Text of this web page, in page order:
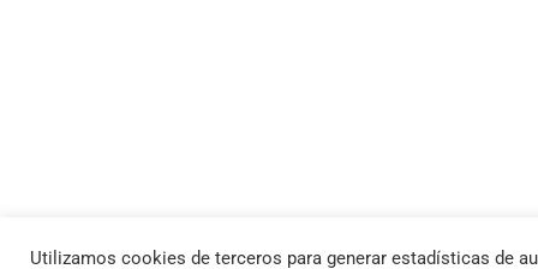
Utilizamos cookies de terceros para generar estadísticas de